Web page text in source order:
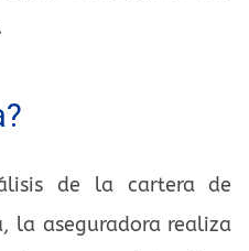
de la cartera de
la aseguradora realiza